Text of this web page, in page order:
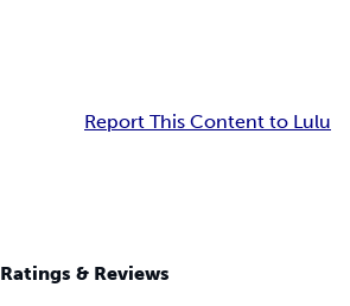
Report This Content to Lulu
Ratings & Reviews